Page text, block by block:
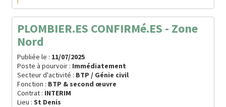
PLOMBIER.ES CONFIRMé.ES - Zone
Nord
Publiée le : 11/07/2025
Poste à pourvoir : Immédiatement
Secteur d'activité : BTP / Génie civil
Fonction : BTP & second œuvre
Contrat : INTERIM
Lieu : St Denis